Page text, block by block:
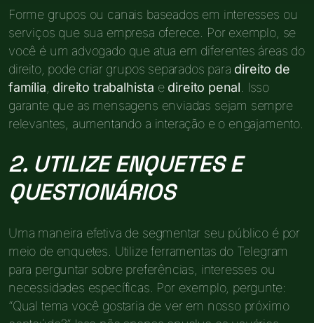
Forme grupos ou canais baseados em interesses ou
serviços que sua empresa oferece. Por exemplo, se
você é um advogado que atua em diferentes áreas do
direito, pode criar grupos separados para direito de
família direito trabalhista e direito penal . Isso
garante que as mensagens enviadas sejam sempre
relevantes, aumentando a interação e o engajamento.
2. UTILIZE ENQUETES E
QUESTIONÁRIOS
Uma maneira efetiva de segmentar seu público é por
meio de enquetes. Utilize ferramentas do Telegram
para perguntar sobre preferências, interesses ou
necessidades específicas. Por exemplo, pergunte:
“Qual tema você gostaria de ver em nosso próximo